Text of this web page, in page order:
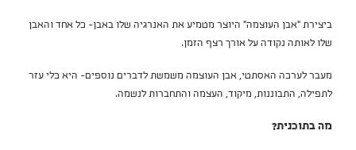
ביצירת "אבן העוצמה" היוצר מטמיע את האנרגיה שלו באבן- כל אחד והאבן
שלו לאותה נקודה על אורך רצף הזמן.
מעבר לערכה האסתטי, אבן העוצמה משמשת לדברים נוספים- היא כלי עזר
לתפילה, התבוננות, מיקוד, העצמה והתחברות לנשמה.
מה בתוכנית?